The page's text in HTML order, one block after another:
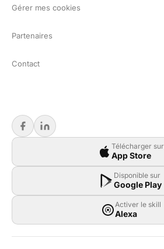
Gérer mes cookies
Partenaires
Contact
Télécharger sur
App Store
Disponible sur
Google Play
Activer le skill
Alexa